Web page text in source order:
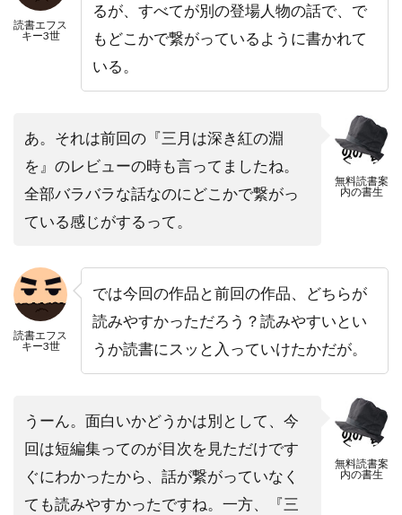
読書エフス
キー3世
るが、すべてが別の登場人物の話で、で
もどこかで繋がっているように書かれて
いる。
無料読書案
内の書生
あ。それは前回の『三月は深き紅の淵
を』のレビューの時も言ってましたね。
全部バラバラな話なのにどこかで繋がっ
ている感じがするって。
読書エフス
キー3世
では今回の作品と前回の作品、どちらが
読みやすかっただろう？読みやすいとい
うか読書にスッと入っていけたかだが。
無料読書案
内の書生
うーん。面白いかどうかは別として、今
回は短編集ってのが目次を見ただけです
ぐにわかったから、話が繋がっていなく
ても読みやすかったですね。一方、『三